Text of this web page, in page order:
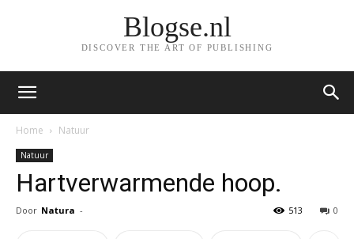
Blogse.nl
DISCOVER THE ART OF PUBLISHING
Home Natuur
Natuur
Hartverwarmende hoop.
Door Natura - 0
513